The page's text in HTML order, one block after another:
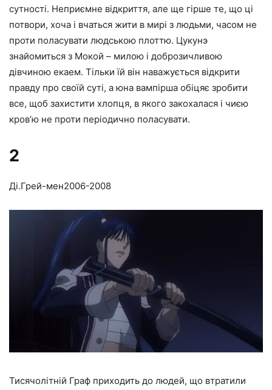
сутності. Неприємне відкриття, але ще гірше те, що ці
потвори, хоча і вчаться жити в мирі з людьми, часом не
проти поласувати людською плоттю. Цукунэ
знайомиться з Мокой – милою і доброзичливою
дівчиною екаем. Тільки їй він наважується відкрити
правду про своїй суті, а юна вампірша обіцяє зробити
все, щоб захистити хлопця, в якого закохалася і чиєю
кров’ю не проти періодично поласувати.
2
Ді.Грей-мен2006-2008
Тисячолітній Граф приходить до людей, що втратили